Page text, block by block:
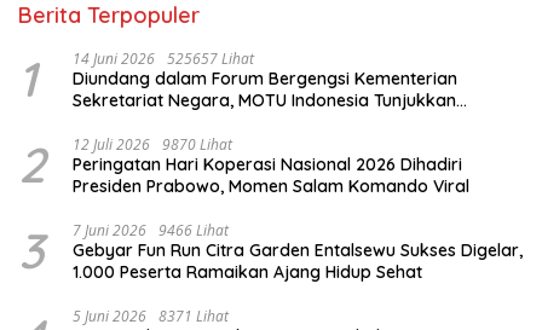
Berita Terpopuler
1 14 Juni 2026 525657 Lihat
Diundang dalam Forum Bergengsi Kementerian
Sekretariat Negara, MOTU Indonesia Tunjukkan
2 12 Juli 2026 9870 Lihat
Peringatan Hari Koperasi Nasional 2026 Dihadiri
Presiden Prabowo, Momen Salam Komando Viral
3 7 Juni 2026 9466 Lihat
Gebyar Fun Run Citra Garden Entalsewu Sukses Digelar,
1.000 Peserta Ramaikan Ajang Hidup Sehat
5 Juni 2026 8371 Lihat